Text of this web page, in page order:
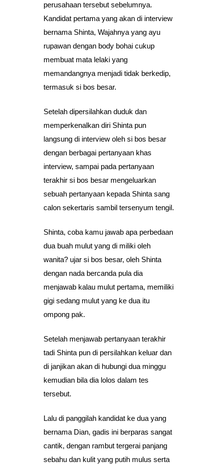
perusahaan tersebut sebelumnya.
Kandidat pertama yang akan di interview
bernama Shinta, Wajahnya yang ayu
rupawan dengan body bohai cukup
membuat mata lelaki yang
memandangnya menjadi tidak berkedip,
termasuk si bos besar.
Setelah dipersilahkan duduk dan
memperkenalkan diri Shinta pun
langsung di interview oleh si bos besar
dengan berbagai pertanyaan khas
interview, sampai pada pertanyaan
terakhir si bos besar mengeluarkan
sebuah pertanyaan kepada Shinta sang
calon sekertaris sambil tersenyum tengil.
Shinta, coba kamu jawab apa perbedaan
dua buah mulut yang di miliki oleh
wanita? ujar si bos besar, oleh Shinta
dengan nada bercanda pula dia
menjawab kalau mulut pertama, memiliki
gigi sedang mulut yang ke dua itu
ompong pak.
Setelah menjawab pertanyaan terakhir
tadi Shinta pun di persilahkan keluar dan
di janjikan akan di hubungi dua minggu
kemudian bila dia lolos dalam tes
tersebut.
Lalu di panggilah kandidat ke dua yang
bernama Dian, gadis ini berparas sangat
cantik, dengan rambut tergerai panjang
sebahu dan kulit yang putih mulus serta